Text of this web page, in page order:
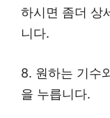
하시면 좀더 상
니다.
8. 원하는 기수
을 누릅니다.